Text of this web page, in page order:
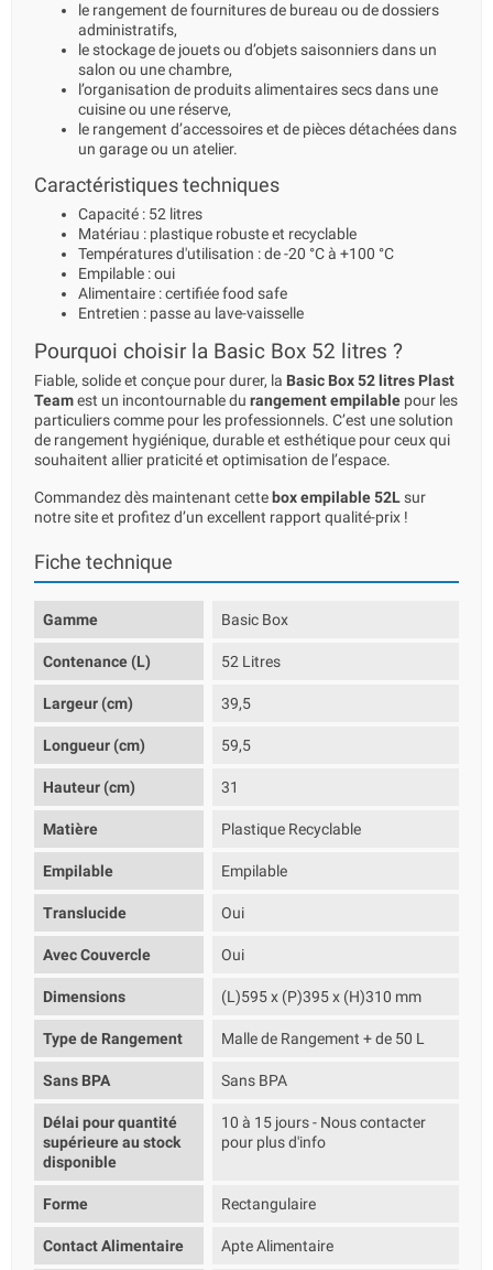
le rangement de fournitures de bureau ou de dossiers
administratifs,
le stockage de jouets ou d’objets saisonniers dans un
salon ou une chambre,
l’organisation de produits alimentaires secs dans une
cuisine ou une réserve,
le rangement d’accessoires et de pièces détachées dans
un garage ou un atelier.
Caractéristiques techniques
Capacité : 52 litres
Matériau : plastique robuste et recyclable
Températures d'utilisation : de -20 °C à +100 °C
Empilable : oui
Alimentaire : certifiée food safe
Entretien : passe au lave-vaisselle
Pourquoi choisir la Basic Box 52 litres ?
Fiable, solide et conçue pour durer, la Basic Box 52 litres Plast
Teamest un incontournable du rangement empilable pour les
particuliers comme pour les professionnels. C’est une solution
de rangement hygiénique, durable et esthétique pour ceux qui
souhaitent allier praticité et optimisation de l’espace.
Commandez dès maintenant cette box empilable 52Lsur
notre site et profitez d’un excellent rapport qualité-prix !
Fiche technique
Gamme Basic Box
Contenance (L) 52 Litres
Largeur (cm) 39,5
Longueur (cm) 59,5
Hauteur (cm) 31
Matière Plastique Recyclable
Empilable Empilable
Translucide Oui
Avec Couvercle Oui
Dimensions (L)595 x (P)395 x (H)310 mm
Type de Rangement Malle de Rangement + de 50 L
Sans BPA Sans BPA
Délai pour quantité
supérieure au stock
disponible
10 à 15 jours - Nous contacter
pour plus d'info
Forme Rectangulaire
Contact Alimentaire Apte Alimentaire